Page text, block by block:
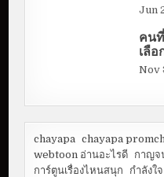
Jun
คน
เลือ
Nov
chayapa chayapa
webtoon อ่านอะไรดี กาญจ
การ์ตูนเรื่องไหนสนุก
กำลังใจ